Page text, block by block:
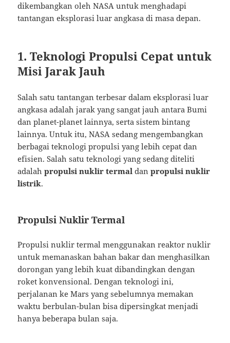
dikembangkan oleh NASA untuk menghadapi
tantangan eksplorasi luar angkasa di masa depan.
1. Teknologi Propulsi Cepat untuk
Misi Jarak Jauh
Salah satu tantangan terbesar dalam eksplorasi luar
angkasa adalah jarak yang sangat jauh antara Bumi
dan planet-planet lainnya, serta sistem bintang
lainnya. Untuk itu, NASA sedang mengembangkan
berbagai teknologi propulsi yang lebih cepat dan
efisien. Salah satu teknologi yang sedang diteliti
adalahpropulsi nuklir termal danpropulsi nuklir
listrik.
Propulsi Nuklir Termal
Propulsi nuklir termal menggunakan reaktor nuklir
untuk memanaskan bahan bakar dan menghasilkan
dorongan yang lebih kuat dibandingkan dengan
roket konvensional. Dengan teknologi ini,
perjalanan ke Mars yang sebelumnya memakan
waktu berbulan-bulan bisa dipersingkat menjadi
hanya beberapa bulan saja.